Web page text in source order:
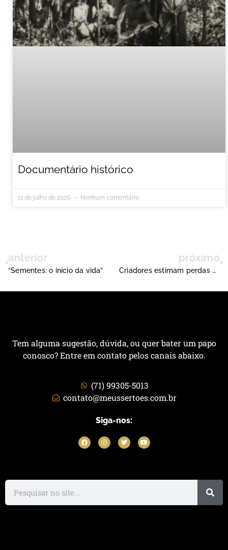
Documentário histórico
11 de julho de 2026 Nenhum comentário
anterior
“Sementes: o início da vida”
próximo
Criadores estimam perdas de 279 mil reais
Tem alguma sugestão, dúvida, ou quer bater um papo
conosco? Entre em contato pelos canais abaixo.
(71) 99305-5013
contato@meussertoes.com.br
Siga-nos: